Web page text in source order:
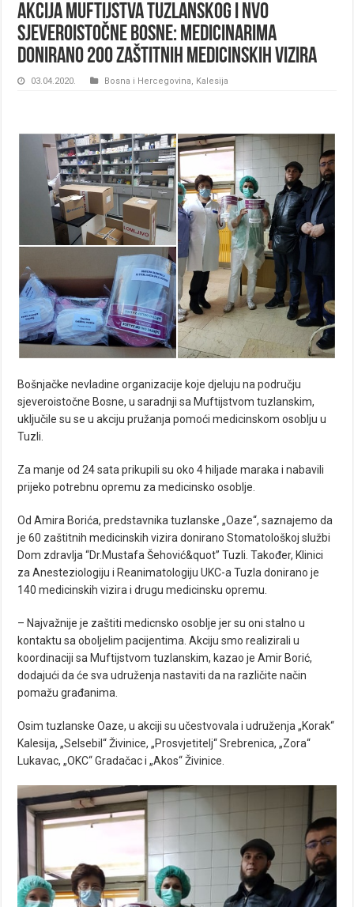
Akcija Muftijstva tuzlanskog i NVO
sjeveroistočne Bosne: Medicinarima
donirano 200 zaštitnih medicinskih vizira
03.04.2020. Bosna i Hercegovina, Kalesija
Bošnjačke nevladine organizacije koje djeluju na području
sjeveroistočne Bosne, u saradnji sa Muftijstvom tuzlanskim,
uključile su se u akciju pružanja pomoći medicinskom osoblju u
Tuzli.
Za manje od 24 sata prikupili su oko 4 hiljade maraka i nabavili
prijeko potrebnu opremu za medicinsko osoblje.
Od Amira Borića, predstavnika tuzlanske „Oaze“, saznajemo da
je 60 zaštitnih medicinskih vizira donirano Stomatološkoj službi
Dom zdravlja “Dr.Mustafa Šehović&quot” Tuzli. Također, Klinici
za Anesteziologiju i Reanimatologiju UKC-a Tuzla donirano je
140 medicinskih vizira i drugu medicinsku opremu.
– Najvažnije je zaštiti medicnsko osoblje jer su oni stalno u
kontaktu sa oboljelim pacijentima. Akciju smo realizirali u
koordinaciji sa Muftijstvom tuzlanskim, kazao je Amir Borić,
dodajući da će sva udruženja nastaviti da na različite način
pomažu građanima.
Osim tuzlanske Oaze, u akciji su učestvovala i udruženja „Korak“
Kalesija, „Selsebil“ Živinice, „Prosvjetitelj“ Srebrenica, „Zora“
Lukavac, „OKC“ Gradačac i „Akos“ Živinice.